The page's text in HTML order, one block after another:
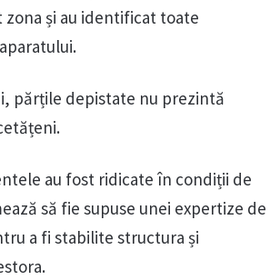
zona și au identificat toate
părțile depistate nu prezintă
au fost ridicate în condiții de
să fie supuse unei expertize de
a fi stabilite structura și